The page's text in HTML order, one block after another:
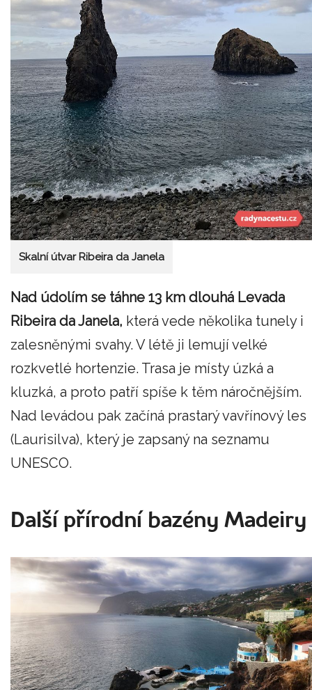
Skalní útvar Ribeira da Janela
Nad údolím se táhne 13 km dlouhá Levada
Ribeira da Janela, která vede několika tunely i
zalesněnými svahy. V létě ji lemují velké
rozkvetlé hortenzie. Trasa je místy úzká a
kluzká, a proto patří spíše k těm náročnějším.
Nad levádou pak začíná prastarý vavřínový les
(Laurisilva), který je zapsaný na seznamu
UNESCO.
Další přírodní bazény Madeiry